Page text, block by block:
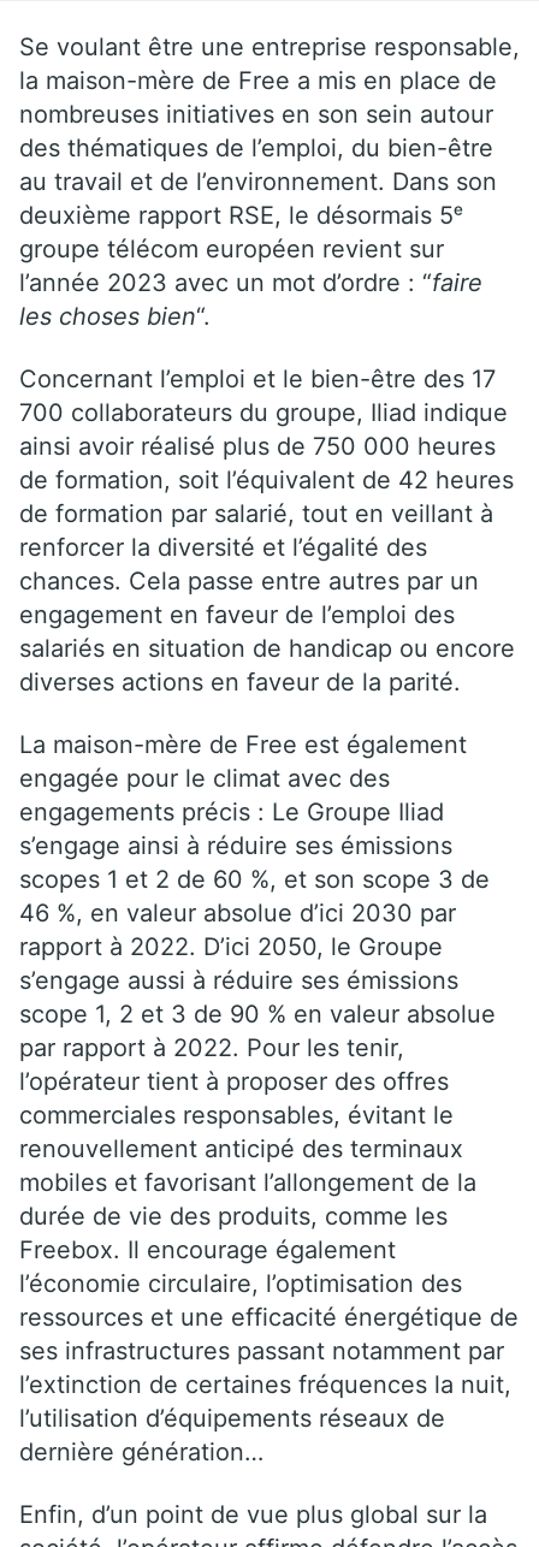
Se voulant être une entreprise responsable,
la maison-mère de Free a mis en place de
nombreuses initiatives en son sein autour
des thématiques de l’emploi, du bien-être
au travail et de l’environnement. Dans son
deuxième rapport RSE, le désormais 5ᵉ
groupe télécom européen revient sur
l’année 2023 avec un mot d’ordre : “faire
les choses bien“.
Concernant l’emploi et le bien-être des 17
700 collaborateurs du groupe, Iliad indique
ainsi avoir réalisé plus de 750 000 heures
de formation, soit l’équivalent de 42 heures
de formation par salarié, tout en veillant à
renforcer la diversité et l’égalité des
chances. Cela passe entre autres par un
engagement en faveur de l’emploi des
salariés en situation de handicap ou encore
diverses actions en faveur de la parité.
La maison-mère de Free est également
engagée pour le climat avec des
engagements précis : Le Groupe Iliad
s’engage ainsi à réduire ses émissions
scopes 1 et 2 de 60 %, et son scope 3 de
46 %, en valeur absolue d’ici 2030 par
rapport à 2022. D’ici 2050, le Groupe
s’engage aussi à réduire ses émissions
scope 1, 2 et 3 de 90 % en valeur absolue
par rapport à 2022. Pour les tenir,
l’opérateur tient à proposer des offres
commerciales responsables, évitant le
renouvellement anticipé des terminaux
mobiles et favorisant l’allongement de la
durée de vie des produits, comme les
Freebox. Il encourage également
l’économie circulaire, l’optimisation des
ressources et une efficacité énergétique de
ses infrastructures passant notamment par
l’extinction de certaines fréquences la nuit,
l’utilisation d’équipements réseaux de
dernière génération…
Enfin, d’un point de vue plus global sur la